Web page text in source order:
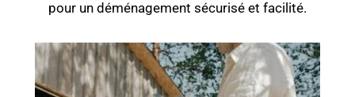
pour un déménagement sécurisé et facilité.